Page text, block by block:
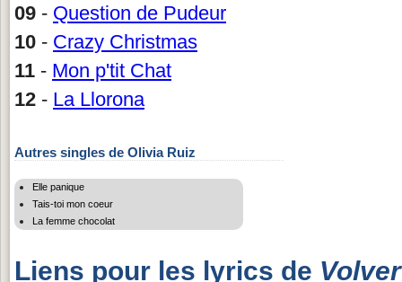
09 - Question de Pudeur
10 - Crazy Christmas
11 - Mon p'tit Chat
12 - La Llorona
Autres singles de Olivia Ruiz
Elle panique
Tais-toi mon coeur
La femme chocolat
Liens pour les lyrics de Volver